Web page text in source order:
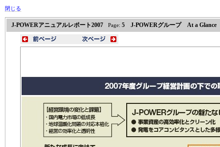
閉じる
J-POWERアニュアルレポート2007 Page: 5 J-POWERグループ At a Glance